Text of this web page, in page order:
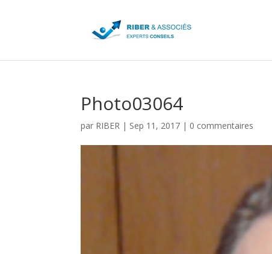
Photo03064
par RIBER | Sep 11, 2017 | 0 commentaires